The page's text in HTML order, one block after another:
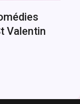
Valentin